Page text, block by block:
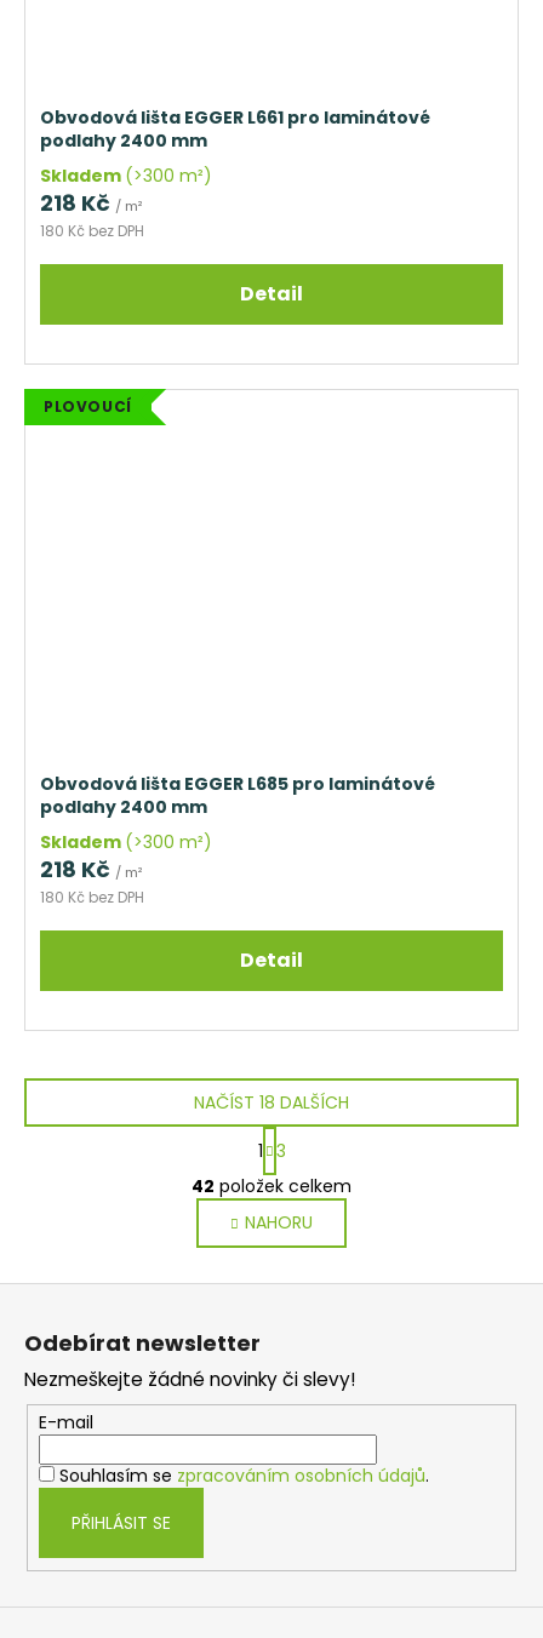
Obvodová lišta EGGER L661 pro laminátové
podlahy 2400 mm
Skladem (>300 m²)
180 Kč bez DPH
218 Kč / m²
Detail
PLOVOUCÍ
Obvodová lišta EGGER L685 pro laminátové
podlahy 2400 mm
Skladem (>300 m²)
180 Kč bez DPH
218 Kč / m²
Detail
O
v
l
á
d
p
r
v
k
p
i
NAČÍST 18 DALŠÍCH
S
t
r
á
n
k
1 3
42 položek celkem
NAHORU
Z
Odebírat newsletter
Nezmeškejte žádné novinky či slevy!
E-mail
Souhlasím se zpracováním osobních údajů.
PŘIHLÁSIT SE